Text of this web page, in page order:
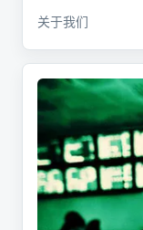
关于我们